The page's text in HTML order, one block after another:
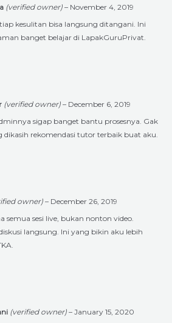
(verified owner) – November 4, 2019
kesulitan bisa langsung ditangani. Ini
banget belajar di LapakGuruPrivat.
(verified owner) – December 6, 2019
sigap banget bantu prosesnya. Gak
dikasih rekomendasi tutor terbaik buat aku.
owner)– December 26, 2019
semua sesi live, bukan nonton video.
langsung. Ini yang bikin aku lebih
(verified owner) – January 15, 2020